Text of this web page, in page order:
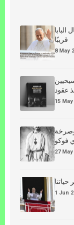
قريبًا
8 May
عقود
15
وصرخة
فوكو
27
حياتنا
1 Jun